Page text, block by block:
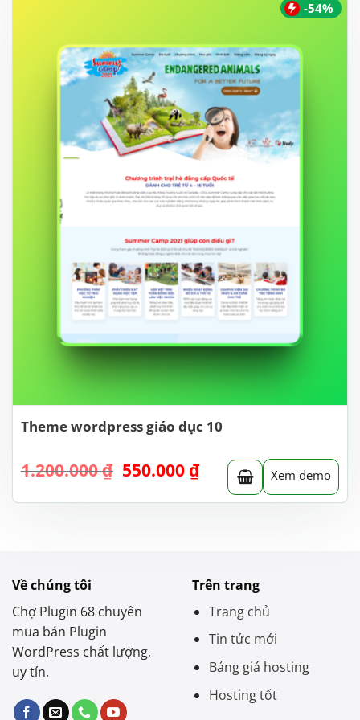
-54%
Theme wordpress giáo dục 10
1.200.000₫ Giá
là:
550.000 ₫Giá
hiện
tại
Xem demo
Về chúng tôi
Chợ Plugin 68 chuyên
mua bán Plugin
WordPress chất lượng,
uy tín.
Trên trang
Trang chủ
Tin tức mới
Bảng giá hosting
Hosting tốt